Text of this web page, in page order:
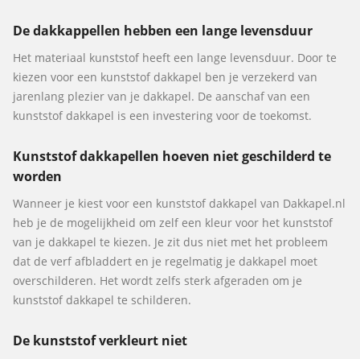
De dakkappellen hebben een lange levensduur
Het materiaal kunststof heeft een lange levensduur. Door te
kiezen voor een kunststof dakkapel ben je verzekerd van
jarenlang plezier van je dakkapel. De aanschaf van een
kunststof dakkapel is een investering voor de toekomst.
Kunststof dakkapellen hoeven niet geschilderd te
worden
Wanneer je kiest voor een kunststof dakkapel van Dakkapel.nl
heb je de mogelijkheid om zelf een kleur voor het kunststof
van je dakkapel te kiezen. Je zit dus niet met het probleem
dat de verf afbladdert en je regelmatig je dakkapel moet
overschilderen. Het wordt zelfs sterk afgeraden om je
kunststof dakkapel te schilderen.
De kunststof verkleurt niet